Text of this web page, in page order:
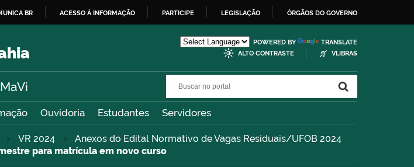
O
BR ACESSO À INFORMAÇÃO PARTICIPE LEGISLAÇÃO ÓRGÃOS DO GOVERNO
POWERED BY
TRANSLATE
ALTO CONTRASTE
VLIBRAS
Ouvidoria Estudantes Servidores
VR 2024
Anexos do Edital Normativo de Vagas Residuais/UFOB 2024
para matrícula em novo curso